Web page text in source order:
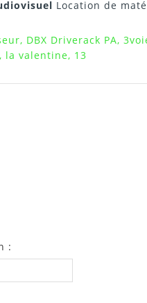
Location de
DBX Driverack PA,
la valentine, 13
: